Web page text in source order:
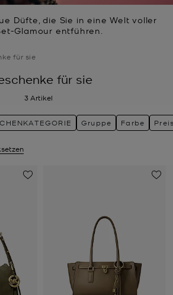
Düfte, die Sie in eine Welt voller
Glamour entführen.
für sie
für sie
3 Artikel
Gruppe Farbe